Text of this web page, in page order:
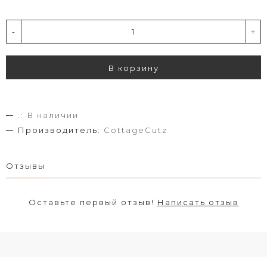
- +
В корзину
.:
В наличии
Производитель: CottageCutz
Отзывы
Оставьте первый отзыв! Написать отзыв